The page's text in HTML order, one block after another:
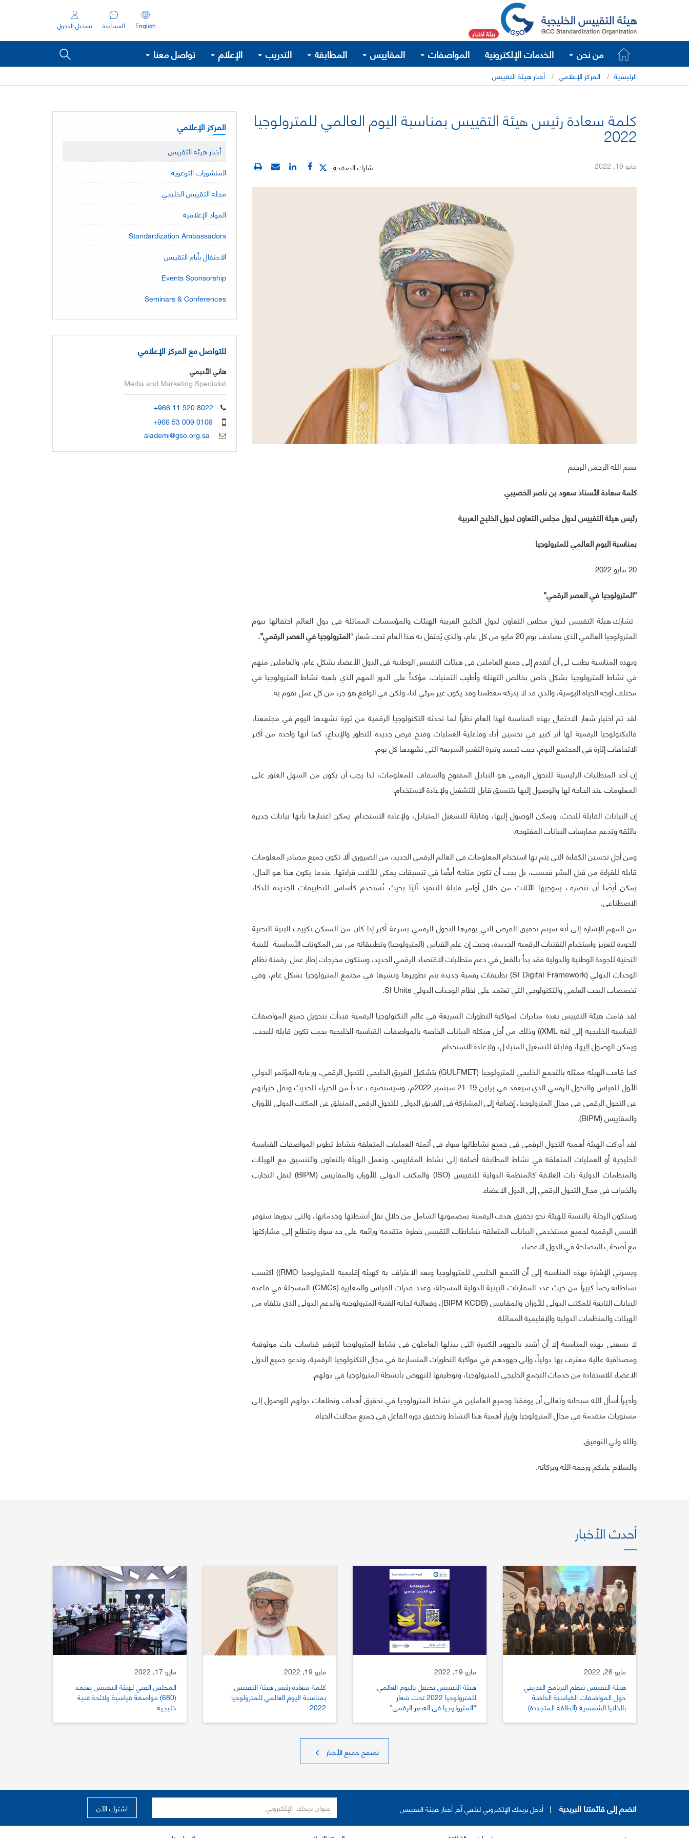
بيئة اختبار
English المساعدة تسجيل الدخول
من نحن الخدمات الإلكترونية المواصفات المقاييس المطابقة التدريب الإعلام تواصل معنا
الرئيسية المركز الإعلامي أخبار هيئة التقييس
كلمة سعادة رئيس هيئة التقييس بمناسبة اليوم العالمي للمترولوجيا
2022
شارك الصفحة مايو 19, 2022
بسم الله الرحمن الرحيم
كلمة سعادة الأستاذسعود بن ناصر الخصيبي
رئيس هيئة التقييس لدول مجلس التعاون لدول الخليج العربية
بمناسبة اليوم العالمي للمترولوجيا
20 مايو 2022
“المترولوجيافي العصر الرقمي“
تشارك هيئة التقييس لدول مجلس التعاون لدول الخليج العربية الهيئات والمؤسسات المماثلة في دول العالم احتفالها بيوم
المترولوجيا العالمي الذي يصادف يوم 20 مايو من كل عام، والذي يُحتفل به هذا العام تحت شعار “
المترولوجيا في العصر الرقمي”.
وبهذه المناسبة يطيب لي أن أتقدم إلى جميع العاملين في هيئات التقييس الوطنية في الدول الأعضاء بشكل عام، والعاملين منهم
في نشاط المترولوجيا بشكل خاص بخالص التهنئة وأطيب التمنيات، مؤكداً على الدور المهم الذي يلعبه نشاط المترولوجيا في
مختلف أوجه الحياة اليومية، والذي قد لا يدركه معظمنا وقد يكون غير مرئي لنا، ولكن في الواقع هو جزء من كل عمل نقوم به.
لقد تم اختيار شعار الاحتفال بهذه المناسبة لهذا العام نظراً لما تحدثه التكنولوجيا الرقمية من ثورة نشهدها اليوم في مجتمعنا،
فالتكنولوجيا الرقمية لها أثر كبير في تحسين أداء وفاعلية العمليات وفتح فرص جديدة للتطور والإبداع، كما أنها واحدة من أكثر
الاتجاهات إثارة في المجتمع اليوم، حيث تجسد وتيرة التغيير السريعة التي نشهدها كل يوم.
إن أحد المتطلبات الرئيسية للتحول الرقمي هو التبادل المفتوح والشفاف للمعلومات، لذا يجب أن يكون من السهل العثور على
المعلومات عند الحاجة لها والوصول إليها بتنسيق قابل للتشغيل ولإعادة الاستخدام.
إن البيانات القابلة للبحث، ويمكن الوصول إليها، وقابلة للتشغيل المتبادل، ولإعادة الاستخدام. يمكن اعتبارها بأنها بيانات جديرة
بالثقة وتدعم ممارسات البيانات المفتوحة.
ومن أجل تحسين الكفاءة التي يتم بها استخدام المعلومات في العالم الرقمي الجديد، من الضروري ألا تكون جميع مصادر المعلومات
قابلة للقراءة من قبل البشر فحسب، بل يجب أن تكون متاحة أيضًا في تنسيقات يمكن للآلات قراءتها. عندما يكون هذا هو الحال،
يمكن أيضًا أن تتصرف بموجبها الآلات من خلال أوامر قابلة للتنفيذ آليًا بحيث تُستخدم كأساس للتطبيقات الجديدة للذكاء
الاصطناعي.
من المهم الإشارة إلى أنه سيتم تحقيق الفرص التي يوفرها التحول الرقمي بسرعة أكبر إذا كان من الممكن تكييف البنية التحتية
للجودة لتعزيز واستخدام التقنيات الرقمية الجديدة، وحيث إن علم القياس (المترولوجيا) وتطبيقاته من بين المكونات الأساسية للبنية
التحتية للجودة الوطنية والدولية فقد بدأ بالفعل في دعم متطلبات الاقتصاد الرقمي الجديد، وستكون مخرجات إطار عمل رقمنة نظام
الوحدات الدولي (SI Digital Framework) تطبيقات رقمية جديدة يتم تطويرها ونشرها في مجتمع المترولوجيا بشكل عام، وفي
تخصصات البحث العلمي والتكنولوجي التي تعتمد على نظام الوحدات الدولي SI Units.
لقد قامت هيئة التقييس بعدة مبادرات لمواكبة التطورات السريعة في عالم التكنولوجيا الرقمية فبدأت بتحويل جميع المواصفات
القياسية الخليجية إلى لغة XML)) وذلك من أجل هيكلة البيانات الخاصة بالمواصفات القياسية الخليجية بحيث تكون قابلة للبحث،
ويمكن الوصول إليها، وقابلة للتشغيل المتبادل، ولإعادة الاستخدام.
كما قامت الهيئة ممثلة بالتجمع الخليجي للمترولوجيا (GULFMET) بتشكيل الفريق الخليجي للتحول الرقمي، ورعاية المؤتمر الدولي
الأول للقياس والتحول الرقمي الذي سيعقد في برلين 19-21 سبتمبر 2022م، وسيستضيف عدداً من الخبراء للحديث ونقل خبراتهم
عن التحول الرقمي في مجال المترولوجيا، إضافة إلى المشاركة في الفريق الدولي للتحول الرقمي المنبثق عن المكتب الدولي للأوزان
والمقاييس (BIPM).
لقد أدركت الهيئة أهمية التحول الرقمي في جميع نشاطاتها سواء في أتمتة العمليات المتعلقة بنشاط تطوير المواصفات القياسية
الخليجية أو العمليات المتعلقة في نشاط المطابقة أضافة إلى نشاط المقاييس، وتعمل الهيئة بالتعاون والتنسيق مع الهيئات
والمنظمات الدولية ذات العلاقة كالمنظمة الدولية للتقييس (ISO) والمكتب الدولي للأوزان والمقاييس (BIPM) لنقل التجارب
والخبرات في مجال التحول الرقمي إلى الدول الاعضاء.
وستكون الرحلة بالنسبة للهيئة نحو تحقيق هدف الرقمنة بمضمونها الشامل من خلال نقل أنشطتها وخدماتها، والتي بدورها ستوفر
الأسس الرقمية لجميع مستخدمي البيانات المتعلقة بنشاطات التقييس خطوة متقدمة ورائعة على حد سواء ونتطلع إلى مشاركتها
مع أصحاب المصلحة في الدول الاعضاء.
ويسرني الإشارة بهذه المناسبة إلى أن التجمع الخليجي للمترولوجيا وبعد الاعتراف به كهيئة إقليمية للمترولوجيا RMO)) اكتسب
نشاطاته زخماً كبيراً من حيث عدد المقارنات البينية الدولية المسجلة، وعدد قدرات القياس والمعايرة (CMCs) المسجلة في قاعدة
البيانات التابعة للمكتب الدولي للأوزان والمقاييس (BIPM KCDB)، وفعالية لجانه الفنية المترولوجية والدعم الدولي الذي يتلقاه من
الهيئات والمنظمات الدولية والإقليمية المماثلة.
لا يسعني بهذه المناسبة إلا أن أشيد بالجهود الكبيرة التي يبذلها العاملون في نشاط المترولوجيا لتوفير قياسات ذات موثوقية
ومصداقية عالية معترف بها دولياً، وإلى جهودهم في مواكبة التطورات المتسارعة في مجال التكنولوجيا الرقمية، وندعو جميع الدول
الاعضاء للاستفادة من خدمات التجمع الخليجي للمترولوجيا، وتوظيفها للنهوض بأنشطة المترولوجيا في دولهم.
وأخيراً أسأل الله سبحانه وتعالى أن يوفقنا وجميع العاملين في نشاط المترولوجيا في تحقيق أهداف وتطلعات دولهم للوصول إلى
مستويات متقدمة في مجال المترولوجيا وإبراز أهمية هذا النشاط وتحقيق دوره الفاعل في جميع مجالات الحياة.
والله ولي التوفيق.
والسلام عليكم ورحمة الله وبركاته.
المركز الإعلامي
أخبار هيئة التقييس
المنشورات التوعوية
مجلة التقييس الخليجي
المواد الإعلامية
Standardization Ambassadors
الاحتفال بأيام التقييس
Events Sponsorship
Seminars & Conferences
للتواصل مع المركز الإعلامي
هاني الأديمي
Media and Marketing Specialist
+966 11 520 8022
+966 53 009 0109
alademi@gso.org.sa
أحدث الأخبار
مايو 26, 2022
هيئة التقييس تنظم البرنامج التدريبي
حول المواصفات القياسية الخاصة
بالخلايا الشمسية (الطاقة المتجددة)
مايو 19, 2022
هيئة التقييس تحتفل باليوم العالمي
للمترولوجيا 2022 تحت شعار
“المترولوجيا في العصر الرقمي”
مايو 19, 2022
كلمة سعادة رئيس هيئة التقييس
بمناسبة اليوم العالمي للمترولوجيا
2022
مايو 17, 2022
المجلس الفني لهيئة التقييس يعتمد
(680) مواصفة قياسية ولائحة فنية
خليجية
تصفح جميع الأخبار
انضم إلى قائمتنا البريدية | أدخل بريدك الإلكتروني لتلقي آخر أخبار هيئة التقييس